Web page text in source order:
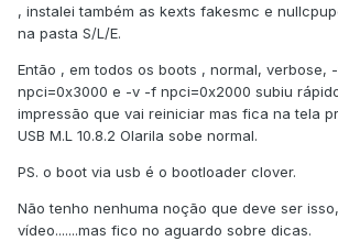
, instalei também as kexts fakesmc e
na pasta S/L/E.
Então , em todos os boots , normal, verbose,
npci=0x3000 e -v -f npci=0x2000 subiu
impressão que vai reiniciar mas fica na tela
USB M.L 10.8.2 Olarila sobe normal.
PS. o boot via usb é o bootloader clover.
Não tenho nenhuma noção que deve ser
vídeo.......mas fico no aguardo sobre dicas.